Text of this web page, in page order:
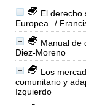
El derecho
Europea.
/
Manual de
Diez-Moreno
Los
comunitario y
Izquierdo